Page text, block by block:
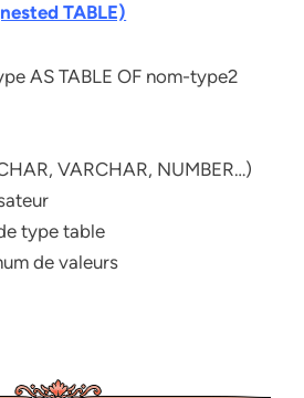
TABLE)
AS TABLE OF nom-type2
VARCHAR, NUMBER…)
type table
de valeurs